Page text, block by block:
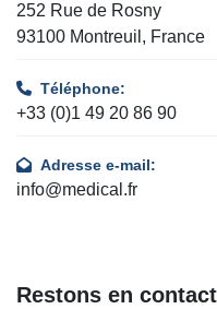
252 Rue de Rosny
93100 Montreuil, France
Téléphone:
+33 (0)1 49 20 86 90
Adresse e-mail:
info@medical.fr
Restons en